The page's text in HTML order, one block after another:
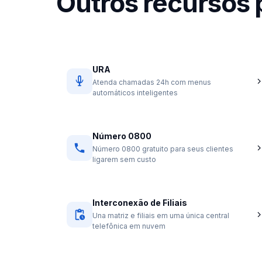
URA
Atenda chamadas 24h com menus
automáticos inteligentes
Número 0800
Número 0800 gratuito para seus clientes
ligarem sem custo
Interconexão de Filiais
Una matriz e filiais em uma única central
telefônica em nuvem